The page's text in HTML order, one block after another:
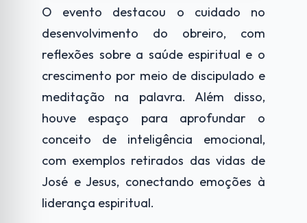
O evento destacou o cuidado no
desenvolvimento do obreiro, com
reflexões sobre a saúde espiritual e o
crescimento por meio de discipulado e
meditação na palavra. Além disso,
houve espaço para aprofundar o
conceito de inteligência emocional,
com exemplos retirados das vidas de
José e Jesus, conectando emoções à
liderança espiritual.